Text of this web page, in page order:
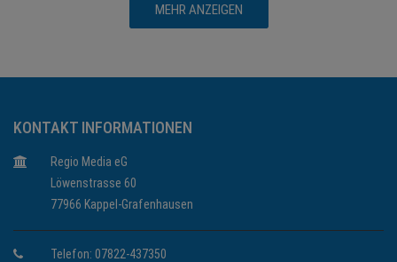
MEHR ANZEIGEN
KONTAKT INFORMATIONEN
Regio Media eG
Löwenstrasse 60
77966 Kappel-Grafenhausen
Telefon: 07822-437350